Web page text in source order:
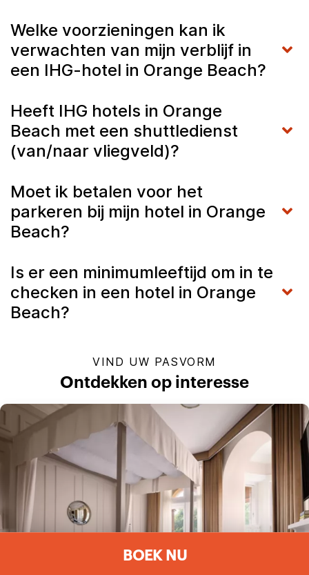
BOEK NU
Welke voorzieningen kan ik
verwachten van mijn verblijf in
een IHG-hotel in Orange Beach?
Heeft IHG hotels in Orange
Beach met een shuttledienst
(van/naar vliegveld)?
Moet ik betalen voor het
parkeren bij mijn hotel in Orange
Beach?
Is er een minimumleeftijd om in te
checken in een hotel in Orange
Beach?
VIND UW PASVORM
Ontdekken op interesse